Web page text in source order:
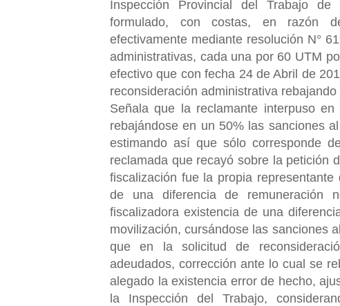
Inspección Provincial del Trabajo
formulado, con costas, en razón
efectivamente mediante resolución N°
administrativas, cada una por 60 UTM
efectivo que con fecha 24 de Abril de
reconsideración administrativa
Señala que la reclamante interpuso
rebajándose en un 50% las sanciones
estimando así que sólo corresponde
reclamada que recayó sobre la petición
fiscalización fue la propia
de una diferencia de remuneración
fiscalizadora existencia de una
movilización, cursándose las sanciones
que en la solicitud de
adeudados, corrección ante lo cual se
alegado la existencia error de hecho,
la Inspección del Trabajo,